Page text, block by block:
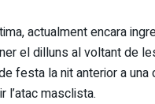
actualment encara
el dilluns al voltant de
festa la nit anterior a una
l’atac masclista.